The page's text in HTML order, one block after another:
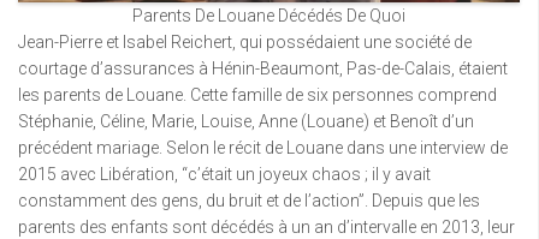
Parents De Louane Décédés De Quoi
Jean-Pierre et Isabel Reichert, qui possédaient une société de
courtage d’assurances à Hénin-Beaumont, Pas-de-Calais, étaient
les parents de Louane. Cette famille de six personnes comprend
Stéphanie, Céline, Marie, Louise, Anne (Louane) et Benoît d’un
précédent mariage. Selon le récit de Louane dans une interview de
2015 avec Libération, “c’était un joyeux chaos ; il y avait
constamment des gens, du bruit et de l’action”. Depuis que les
parents des enfants sont décédés à un an d’intervalle en 2013, leur